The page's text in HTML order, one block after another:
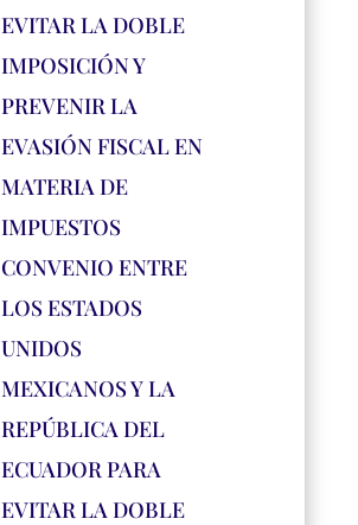
EVITAR LA DOBLE
IMPOSICIÓN Y
PREVENIR LA
EVASIÓN FISCAL EN
MATERIA DE
IMPUESTOS
CONVENIO ENTRE
LOS ESTADOS
UNIDOS
MEXICANOS Y LA
REPÚBLICA DEL
ECUADOR PARA
EVITAR LA DOBLE